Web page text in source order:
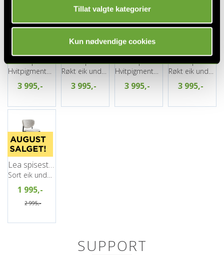
Tillat valgte kategorier
Kun nødvendige cookies
Alma spisestol, Santi 110, Beige
3 995,-
Alma spisestol, Santi 110, Beige
3 995,-
Alma spisestol, Santi 440, Brun
Hvitpigmentert eik understell
3 995,-
Alma spisestol, Santi 440, Brun
3 995,-
Lea spisestol, Present 120, Beige
Sort eik understell
1 995,-
2 995,-
SUPPORT